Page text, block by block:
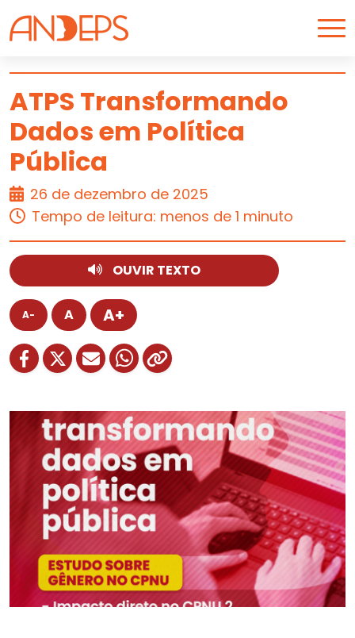
Skip to content
ARTIGO
ATPS Transformando
Dados em Política
Pública
26 de dezembro de 2025
Tempo de leitura: menos de 1 minuto
OUVIR TEXTO
A- A A+